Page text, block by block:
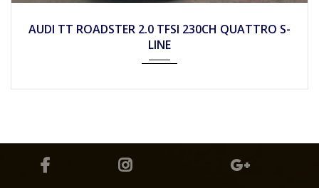
AUDI TT ROADSTER 2.0 TFSI 230CH QUATTRO S-
LINE